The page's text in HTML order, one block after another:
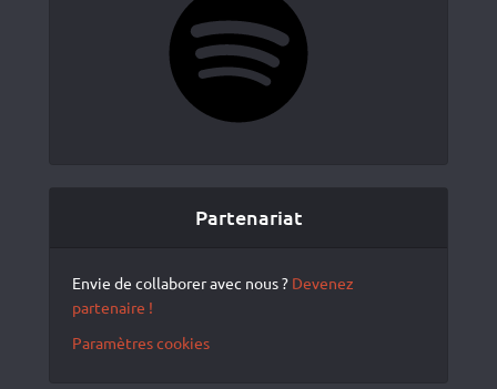
Partenariat
Envie de collaborer avec nous ? Devenez
partenaire !
Paramètres cookies